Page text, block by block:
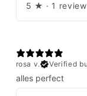
5 ★ · 1 review
rosa v.
Verified
alles perfect